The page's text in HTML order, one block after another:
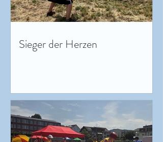
Sieger der Herzen